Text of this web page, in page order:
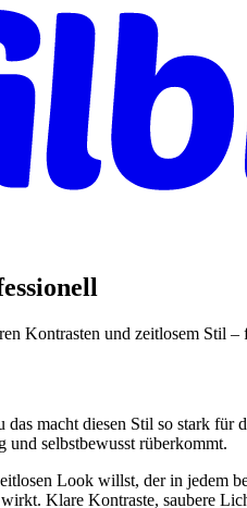
Kontrasten und zeitlosem
macht diesen Stil so stark
und selbstbewusst rüberkommt.
Look willst, der in
Klare Kontraste, saubere